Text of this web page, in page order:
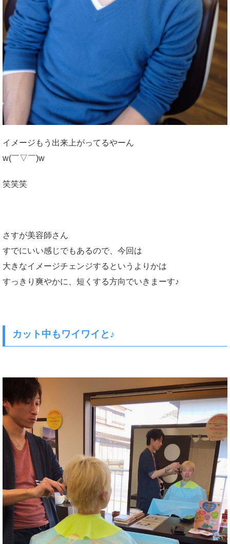
イメージもう出来上がってるやーん
w(￣▽￣)w
笑笑笑
さすが美容師さん
すでにいい感じでもあるので、今回は
大きなイメージチェンジするというよりかは
すっきり爽やかに、短くする方向でいきまーす♪
カット中もワイワイと♪